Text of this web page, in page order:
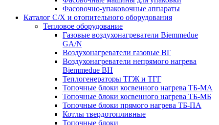
Фасовочно-упаковочные аппараты
Каталог С/Х и отопительного оборудования
Тепловое оборудование
Газовые воздухонагреватели Biemmedue
GA/N
Воздухонагреватели газовые ВГ
Воздухонагреватели непрямого нагрева
Biemmedue BH
Теплогенераторы ТГЖ и ТГГ
Топочные блоки косвенного нагрева ТБ-МА
Топочные блоки косвенного нагрева ТБ-МБ
Топочные блоки прямого нагрева ТБ-ПА
Котлы твердотопливные
Топочные блоки